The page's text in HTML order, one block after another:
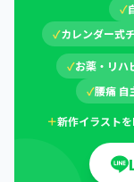
✓
✓カレンダー式
✓お薬・リハ
✓腰痛 自
＋新作イラスト